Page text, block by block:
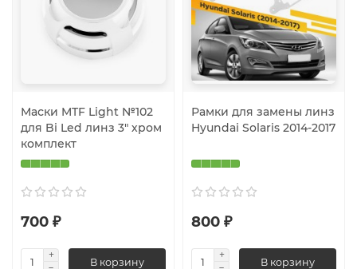
Маски MTF Light №102
для Bi Led линз 3" хром
комплект
700 ₽
В корзину
Рамки для замены линз
Hyundai Solaris 2014-2017
800 ₽
В корзину